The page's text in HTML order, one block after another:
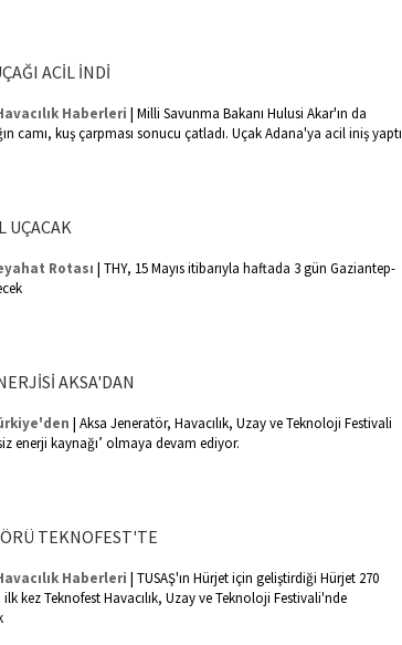
ACİL İNDİ
Haberleri | Milli Savunma Bakanı Hulusi Akar'ın da
camı, kuş çarpması sonucu çatladı. Uçak Adana'ya acil iniş yaptı
UÇACAK
Rotası | THY, 15 Mayıs itibarıyla haftada 3 gün Gaziantep-
AKSA'DAN
| Aksa Jeneratör, Havacılık, Uzay ve Teknoloji Festivali
enerji kaynağı’ olmaya devam ediyor.
TEKNOFEST'TE
Haberleri | TUSAŞ'ın Hürjet için geliştirdiği Hürjet 270
kez Teknofest Havacılık, Uzay ve Teknoloji Festivali'nde